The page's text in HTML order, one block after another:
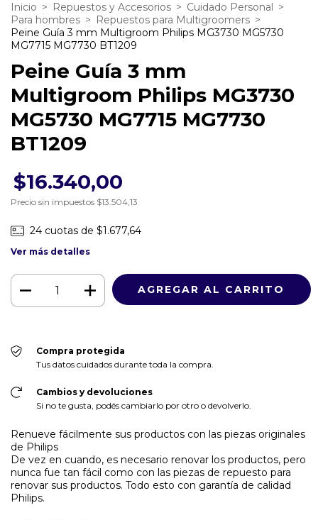
Inicio > Repuestos y Accesorios > Cuidado Personal >
Para hombres > Repuestos para Multigroomers >
Peine Guía 3 mm Multigroom Philips MG3730 MG5730
MG7715 MG7730 BT1209
Peine Guía 3 mm
Multigroom Philips MG3730
MG5730 MG7715 MG7730
BT1209
$16.340,00
Precio sin impuestos $13.504,13
24 cuotas de $1.677,64
Ver más detalles
Compra protegida
Tus datos cuidados durante toda la compra.
Cambios y devoluciones
Si no te gusta, podés cambiarlo por otro o devolverlo.
Renueve fácilmente sus productos con las piezas originales
de Philips
De vez en cuando, es necesario renovar los productos, pero
nunca fue tan fácil como con las piezas de repuesto para
renovar sus productos. Todo esto con garantía de calidad
Philips.